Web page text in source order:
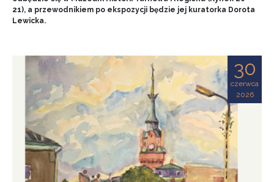
21), a przewodnikiem po ekspozycji będzie jej kuratorka Dorota
Lewicka.
30
czerwca
2026